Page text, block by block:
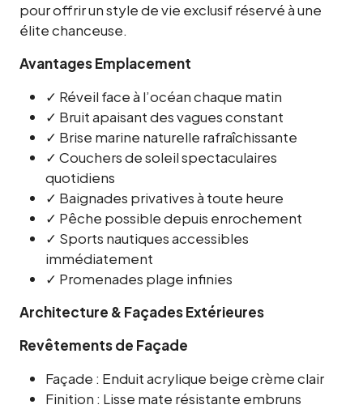
pour offrir un style de vie exclusif réservé à une
élite chanceuse.
Avantages Emplacement
✓ Réveil face à l’océan chaque matin
✓ Bruit apaisant des vagues constant
✓ Brise marine naturelle rafraîchissante
✓ Couchers de soleil spectaculaires
quotidiens
✓ Baignades privatives à toute heure
✓ Pêche possible depuis enrochement
✓ Sports nautiques accessibles
immédiatement
✓ Promenades plage infinies
Architecture & Façades Extérieures
Revêtements de Façade
Façade : Enduit acrylique beige crème clair
Finition : Lisse mate résistante embruns